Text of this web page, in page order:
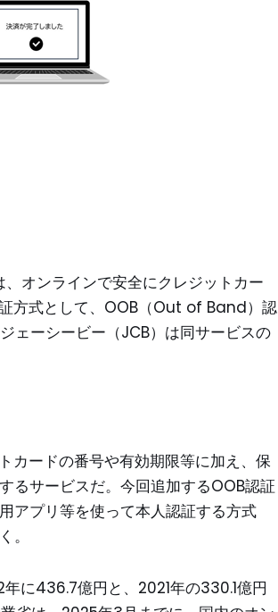
オンラインで安全にクレジットカー
方式として、OOB（Out of Band）認
ェーシービー（JCB）は同サービスの
カードの番号や有効期限等に加え、保
るサービスだ。今回追加するOOB認証
アプリ等を使って本人認証する方式
。
に436.7億円と、2021年の330.1億円